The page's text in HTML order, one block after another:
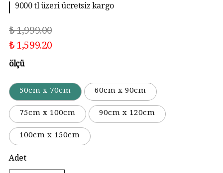
9000 tl üzeri ücretsiz kargo
₺ 1,999.00
₺ 1,599.20
ölçü
50cm x 70cm
60cm x 90cm
75cm x 100cm
90cm x 120cm
100cm x 150cm
Adet